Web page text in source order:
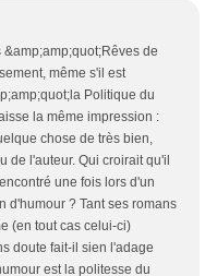
de
même s'il est
Politique du
la même impression :
chose de très bien,
de l'auteur. Qui croirait qu'il
une fois lors d'un
d'humour ? Tant ses romans
(en tout cas celui-ci)
doute fait-il sien l'adage
est la politesse du